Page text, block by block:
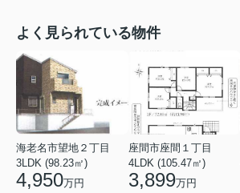
よく見られている物件
海老名市望地２丁目
3LDK (98.23㎡)
4,950万円
座間市座間１丁目
4LDK (105.47㎡)
3,899万円